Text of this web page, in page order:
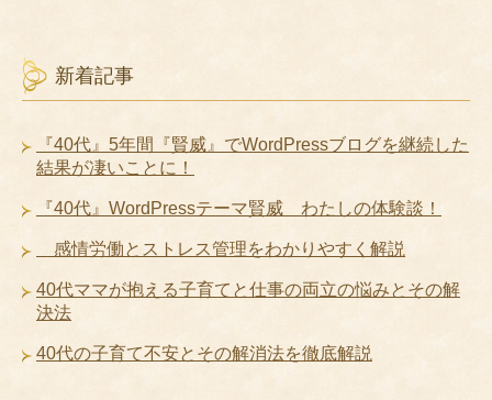
新着記事
『40代』5年間『賢威』でWordPressブログを継続した
結果が凄いことに！
『40代』WordPressテーマ賢威 わたしの体験談！
感情労働とストレス管理をわかりやすく解説
40代ママが抱える子育てと仕事の両立の悩みとその解
決法
40代の子育て不安とその解消法を徹底解説